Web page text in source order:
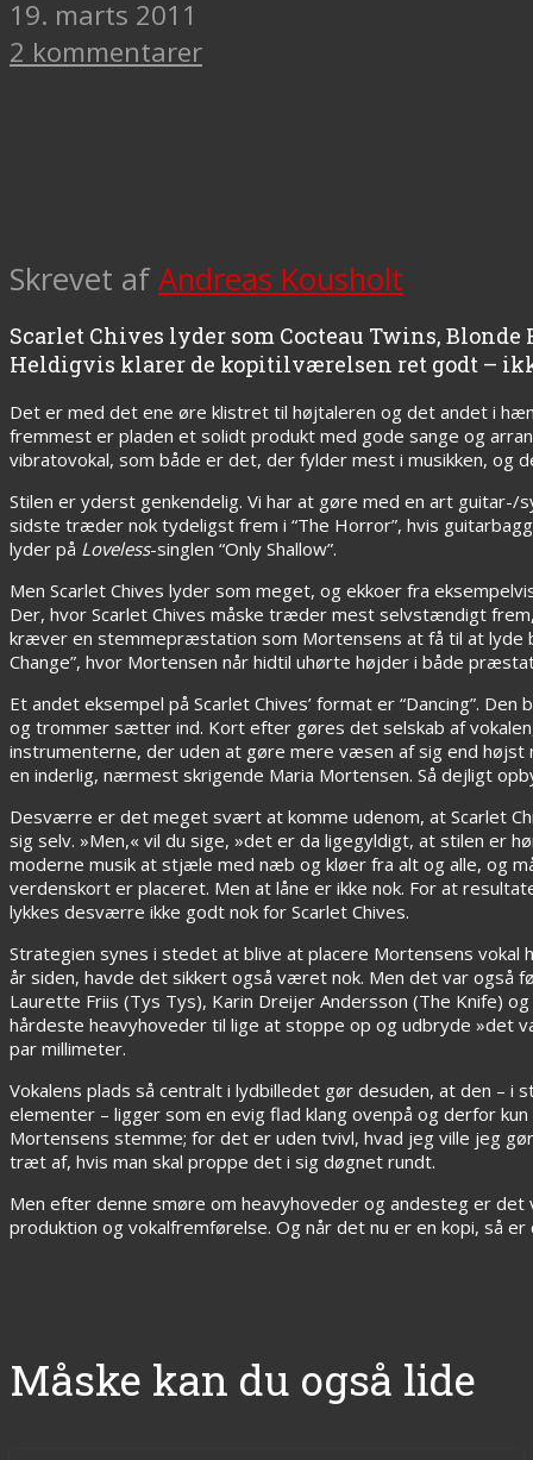
19. marts 2011
2 kommentarer
Skrevet afAndreas Kousholt
Scarlet Chives lyder som Cocteau Twins,
Heldigvis klarer de kopitilværelsen ret godt –
Det er med det ene øre klistret til højtaleren og det andet i
fremmest er pladen et solidt produkt med gode sange og
vibratovokal, som både er det, der fylder mest i musikken,
Stilen er yderst genkendelig. Vi har at gøre med en art
sidste træder nok tydeligst frem i “The Horror”, hvis
lyder på Loveless-singlen “Only Shallow”.
Men Scarlet Chives lyder som meget, og ekkoer fra
Der, hvor Scarlet Chives måske træder mest selvstændigt
kræver en stemmepræstation som Mortensens at få til at lyde
Change”, hvor Mortensen når hidtil uhørte højder i både
Et andet eksempel på Scarlet Chives’ format er “Dancing”.
og trommer sætter ind. Kort efter gøres det selskab af
instrumenterne, der uden at gøre mere væsen af sig end
en inderlig, nærmest skrigende Maria Mortensen. Så dejligt
Desværre er det meget svært at komme udenom, at Scarlet
sig selv. »Men,« vil du sige, »det er da ligegyldigt, at stilen er
moderne musik at stjæle med næb og kløer fra alt og alle, og
verdenskort er placeret. Men at låne er ikke nok. For at
lykkes desværre ikke godt nok for Scarlet Chives.
Strategien synes i stedet at blive at placere Mortensens
år siden, havde det sikkert også været nok. Men det var også
Laurette Friis (Tys Tys), Karin Dreijer Andersson (The Knife)
hårdeste heavyhoveder til lige at stoppe op og udbryde »det
par millimeter.
Vokalens plads så centralt i lydbilledet gør desuden, at den –
elementer – ligger som en evig flad klang ovenpå og derfor
Mortensens stemme; for det er uden tvivl, hvad jeg ville jeg
træt af, hvis man skal proppe det i sig døgnet rundt.
Men efter denne smøre om heavyhoveder og andesteg er
produktion og vokalfremførelse. Og når det nu er en kopi, så
Måske kan du også lide